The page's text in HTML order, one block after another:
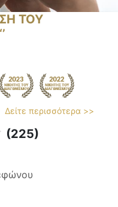
ΤΟΥ
Δείτε περισσότερα >>
(225)